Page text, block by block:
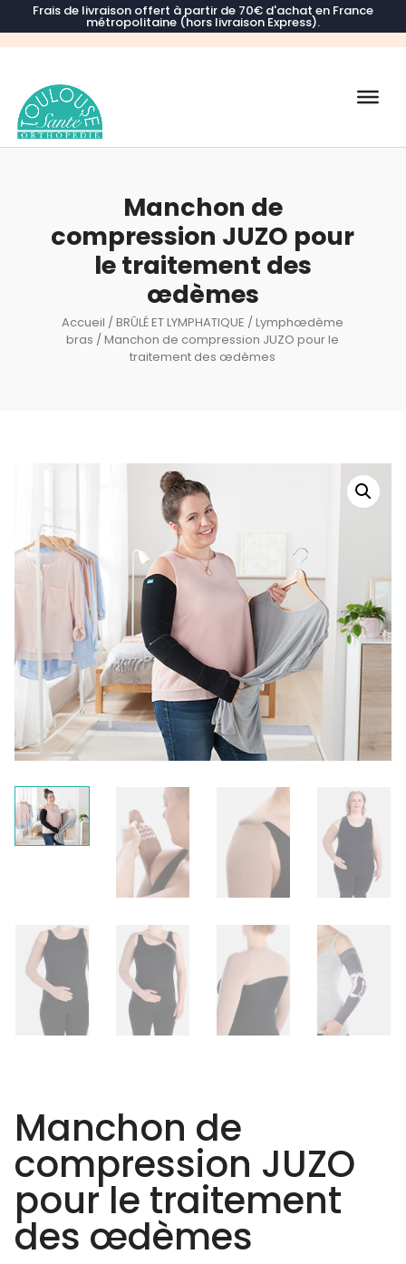
Frais de livraison offert à partir de 70€ d'achat en France
métropolitaine (hors livraison Express).
Recherche
Manchon de
compression JUZO pour
le traitement des
œdèmes
Accueil /BRÛLÉ ET LYMPHATIQUE /Lymphœdème
bras / Manchon de compression JUZO pour le
traitement des œdèmes
Manchon de
compression JUZO
pour le traitement
des œdèmes